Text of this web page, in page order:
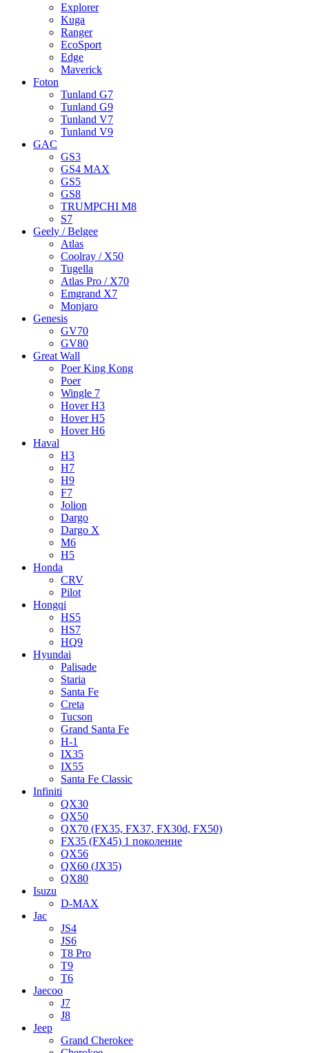
Explorer
Kuga
Ranger
EcoSport
Edge
Maverick
Foton
Tunland G7
Tunland G9
Tunland V7
Tunland V9
GAC
GS3
GS4 MAX
GS5
GS8
TRUMPCHI M8
S7
Geely / Belgee
Atlas
Coolray / X50
Tugella
Atlas Pro / X70
Emgrand X7
Monjaro
Genesis
GV70
GV80
Great Wall
Poer King Kong
Poer
Wingle 7
Hover H3
Hover H5
Hover H6
Haval
H3
H7
H9
F7
Jolion
Dargo
Dargo X
M6
H5
Honda
CRV
Pilot
Hongqi
HS5
HS7
HQ9
Hyundai
Palisade
Staria
Santa Fe
Creta
Tucson
Grand Santa Fe
H-1
IX35
IX55
Santa Fe Classic
Infiniti
QX30
QX50
QX70 (FX35, FX37, FX30d, FX50)
FX35 (FX45) 1 поколение
QX56
QX60 (JX35)
QX80
Isuzu
D-MAX
Jac
JS4
JS6
T8 Pro
T9
T6
Jaecoo
J7
J8
Jeep
Grand Cherokee